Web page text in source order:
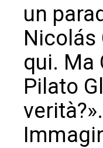
un
Nicolás
qui. Ma
Pilato